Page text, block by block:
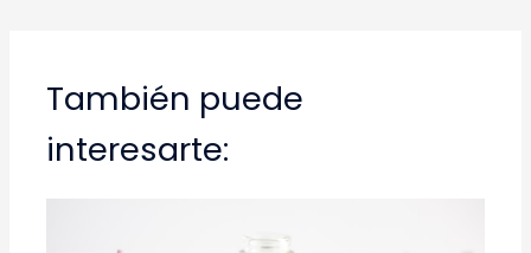
También puede
interesarte: